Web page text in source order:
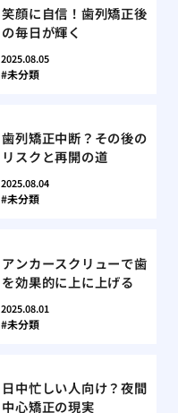
笑顔に自信！歯列矯正後
の毎日が輝く
2025.08.05
未分類
歯列矯正中断？その後の
リスクと再開の道
2025.08.04
未分類
アンカースクリューで歯
を効果的に上に上げる
2025.08.01
未分類
日中忙しい人向け？夜間
中心矯正の現実